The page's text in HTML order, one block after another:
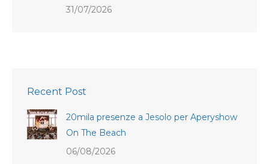
31/07/2026
Recent Post
20mila presenze a Jesolo per Aperyshow
On The Beach
06/08/2026